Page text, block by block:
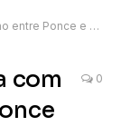
Ponce e Castella
com
0